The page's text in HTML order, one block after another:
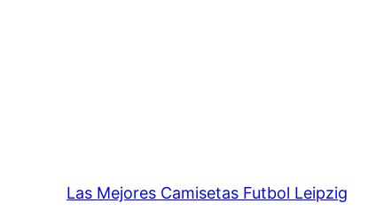
Las Mejores Camisetas Futbol Leipzig